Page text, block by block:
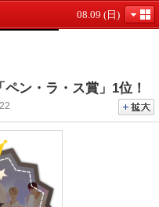
08.09 (日)
ン・ラ・ス賞」1位！